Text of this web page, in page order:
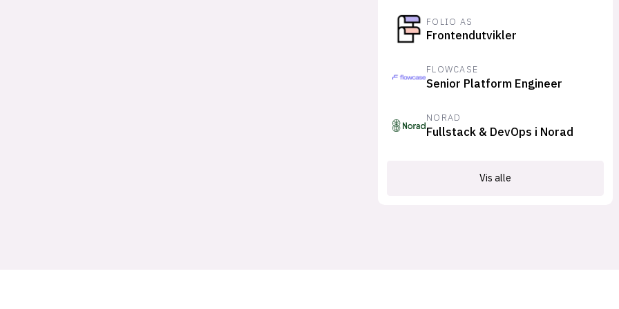
FOLIO AS
Frontendutvikler
FLOWCASE
Senior Platform Engineer
NORAD
Fullstack & DevOps i Norad
Vis alle